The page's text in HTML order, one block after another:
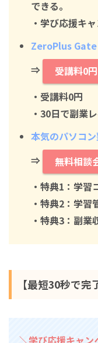
できる。
・学び応援キ
ZeroPlus Gate
⇒
受講料0
・ 受講料0円
・30日で副業
本気のパソコ
⇒
無料相談
・特典1：学
・特典2：学習
・特典3：副業
【最短30秒で
＼学び応援キャン